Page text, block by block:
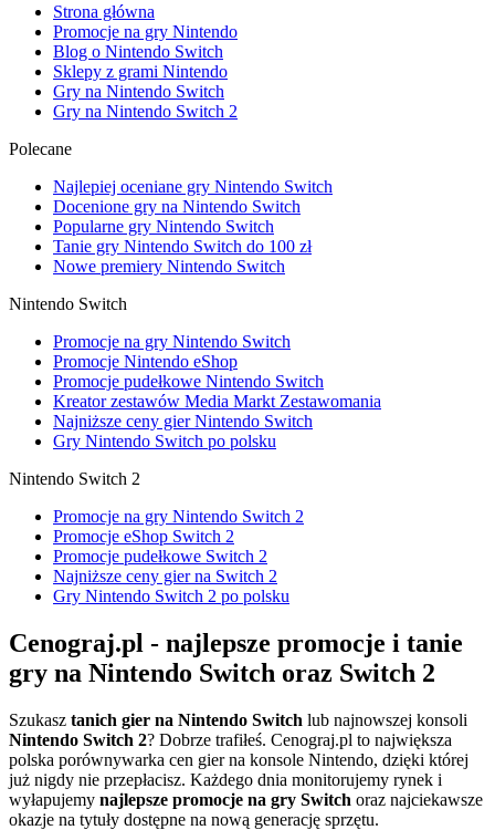
Strona główna
Promocje na gry Nintendo
Blog o Nintendo Switch
Sklepy z grami Nintendo
Gry na Nintendo Switch
Gry na Nintendo Switch 2
Polecane
Najlepiej oceniane gry Nintendo Switch
Docenione gry na Nintendo Switch
Popularne gry Nintendo Switch
Tanie gry Nintendo Switch do 100 zł
Nowe premiery Nintendo Switch
Nintendo Switch
Promocje na gry Nintendo Switch
Promocje Nintendo eShop
Promocje pudełkowe Nintendo Switch
Kreator zestawów Media Markt Zestawomania
Najniższe ceny gier Nintendo Switch
Gry Nintendo Switch po polsku
Nintendo Switch 2
Promocje na gry Nintendo Switch 2
Promocje eShop Switch 2
Promocje pudełkowe Switch 2
Najniższe ceny gier na Switch 2
Gry Nintendo Switch 2 po polsku
Cenograj.pl - najlepsze promocje i tanie
gry na Nintendo Switch oraz Switch 2
Szukasz tanich gier na Nintendo Switch lub najnowszej konsoli
Nintendo Switch 2? Dobrze trafiłeś. Cenograj.pl to największa
polska porównywarka cen gier na konsole Nintendo, dzięki której
już nigdy nie przepłacisz. Każdego dnia monitorujemy rynek i
wyłapujemy najlepsze promocje na gry Switch oraz najciekawsze
okazje na tytuły dostępne na nową generację sprzętu.